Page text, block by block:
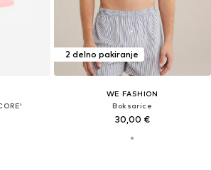
2 delno pakiranje
WE FASHION
Boksarice
30,00 €